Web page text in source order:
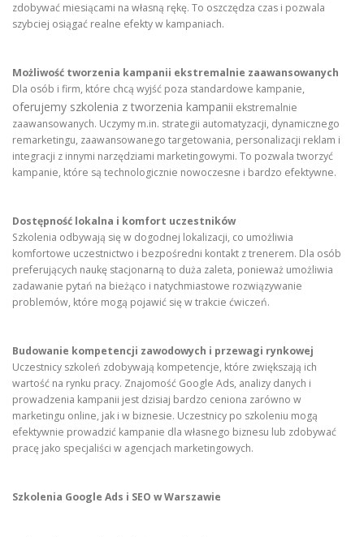
zdobywać miesiącami na własną rękę. To oszczędza czas i pozwala
szybciej osiągać realne efekty w kampaniach.
Możliwość tworzenia kampanii ekstremalnie zaawansowanych
Dla osób i firm, które chcą wyjść poza standardowe kampanie,
oferujemy szkolenia z tworzenia kampanii ekstremalnie
zaawansowanych. Uczymy m.in. strategii automatyzacji, dynamicznego
remarketingu, zaawansowanego targetowania, personalizacji reklam i
integracji z innymi narzędziami marketingowymi. To pozwala tworzyć
kampanie, które są technologicznie nowoczesne i bardzo efektywne.
Dostępność lokalna i komfort uczestników
Szkolenia odbywają się w dogodnej lokalizacji, co umożliwia
komfortowe uczestnictwo i bezpośredni kontakt z trenerem. Dla osób
preferujących naukę stacjonarną to duża zaleta, ponieważ umożliwia
zadawanie pytań na bieżąco i natychmiastowe rozwiązywanie
problemów, które mogą pojawić się w trakcie ćwiczeń.
Budowanie kompetencji zawodowych i przewagi rynkowej
Uczestnicy szkoleń zdobywają kompetencje, które zwiększają ich
wartość na rynku pracy. Znajomość Google Ads, analizy danych i
prowadzenia kampanii jest dzisiaj bardzo ceniona zarówno w
marketingu online, jak i w biznesie. Uczestnicy po szkoleniu mogą
efektywnie prowadzić kampanie dla własnego biznesu lub zdobywać
pracę jako specjaliści w agencjach marketingowych.
Szkolenia Google Ads i SEO w Warszawie